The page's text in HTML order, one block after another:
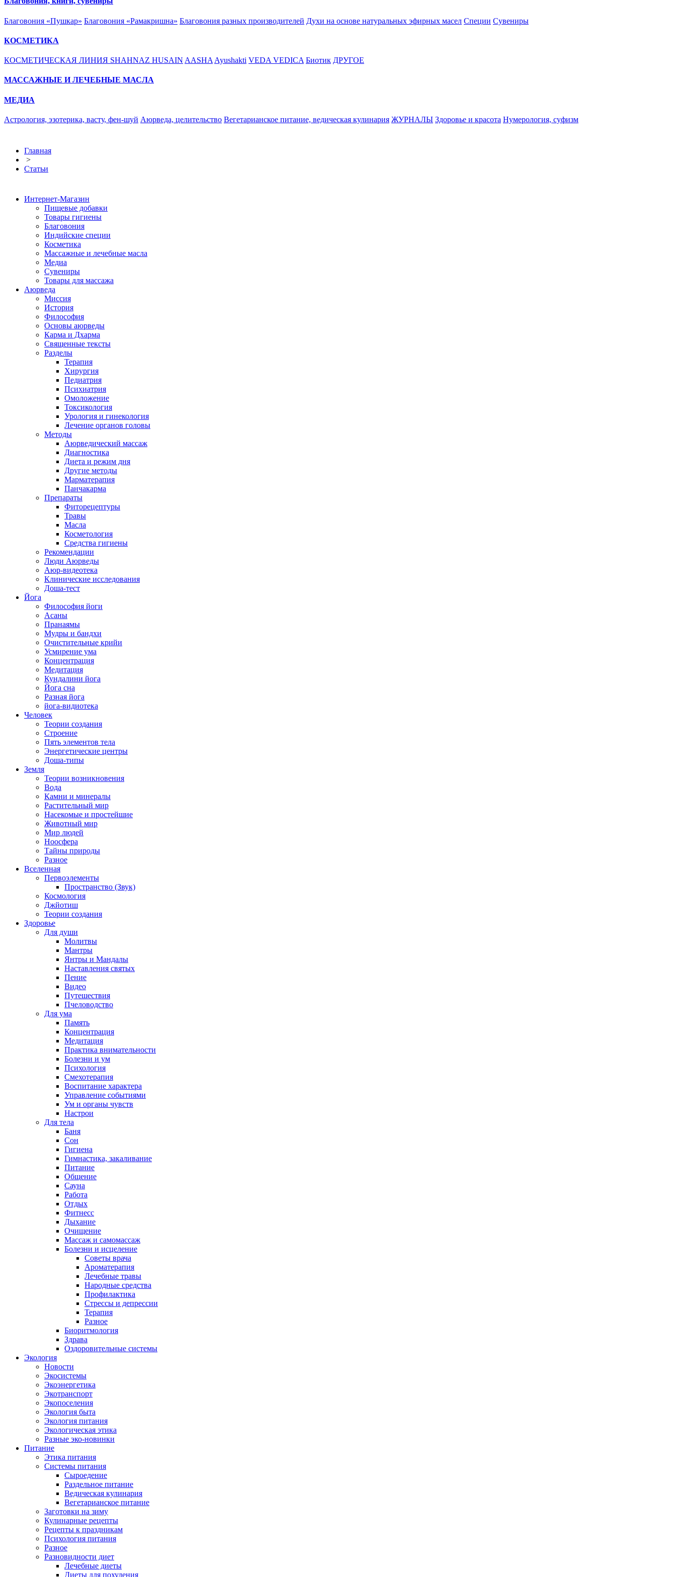
Благовония «Пушкар» Благовония «Рамакришна» Благовония разных производителей Духи на основе натуральных эфирных масел Специи Сувениры
КОСМЕТИКА
КОСМЕТИЧЕСКАЯ ЛИНИЯ SHAHNAZ HUSAIN AASHA Ayushakti VEDA VEDICA Биотик ДРУГОЕ
МАССАЖНЫЕ И ЛЕЧЕБНЫЕ МАСЛА
МЕДИА
Астрология, эзотерика, васту, фен-шуй Аюрведа, целительство Вегетарианское питание, ведическая кулинария ЖУРНАЛЫ Здоровье и красота Нумерология, суфизм
Главная
>
Статьи
Интернет-Магазин
Пищевые добавки
Товары гигиены
Благовония
Индийские специи
Косметика
Массажные и лечебные масла
Медиа
Сувениры
Товары для массажа
Аюрведа
Миссия
История
Философия
Основы аюрведы
Карма и Дхарма
Священные тексты
Разделы
Терапия
Хирургия
Педиатрия
Психиатрия
Омоложение
Токсикология
Урология и гинекология
Лечение органов головы
Методы
Аюрведический массаж
Диагностика
Диета и режим дня
Другие методы
Марматерапия
Панчакарма
Препараты
Фиторецептуры
Травы
Масла
Косметология
Средства гигиены
Рекомендации
Люди Аюрведы
Аюр-видеотека
Клинические исследования
Доша-тест
Йога
Философия йоги
Асаны
Пранаямы
Мудры и бандхи
Очистительные крийи
Усмирение ума
Концентрация
Медитация
Кундалини йога
Йога сна
Разная йога
йога-видиотека
Человек
Теории создания
Строение
Пять элементов тела
Энергетические центры
Доша-типы
Земля
Теории возникновения
Вода
Камни и минералы
Растительный мир
Насекомые и простейшие
Животный мир
Мир людей
Ноосфера
Тайны природы
Разное
Вселенная
Первоэлементы
Пространство (Звук)
Космология
Джйотиш
Теории создания
Здоровье
Для души
Молитвы
Мантры
Янтры и Мандалы
Наставления святых
Пение
Видео
Путешествия
Пчеловодство
Для ума
Память
Концентрация
Медитация
Практика внимательности
Болезни и ум
Психология
Смехотерапия
Воспитание характера
Управление событиями
Ум и органы чувств
Настрои
Для тела
Баня
Сон
Гигиена
Гимнастика, закаливание
Питание
Общение
Сауна
Работа
Отдых
Фитнесс
Дыхание
Очищение
Массаж и самомассаж
Болезни и исцеление
Советы врача
Ароматерапия
Лечебные травы
Народные средства
Профилактика
Стрессы и депрессии
Терапия
Разное
Биоритмология
Здрава
Оздоровительные системы
Экология
Новости
Экосистемы
Экоэнергетика
Экотранспорт
Экопоселения
Экология быта
Экология питания
Экологическая этика
Разные эко-новинки
Питание
Этика питания
Системы питания
Сыроедение
Раздельное питание
Ведическая кулинария
Вегетарианское питание
Заготовки на зиму
Кулинарные рецепты
Рецепты к праздникам
Психология питания
Разное
Разновидности диет
Лечебные диеты
Диеты для похудения